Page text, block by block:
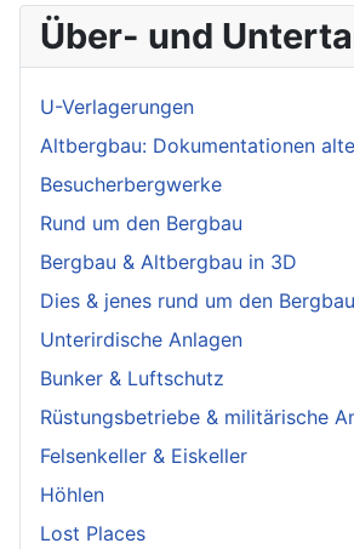
Über- und
U-Verlagerungen
Altbergbau: Dokumentationen
Besucherbergwerke
Rund um den Bergbau
Bergbau & Altbergbau in 3D
Dies & jenes rund um den Bergbau
Unterirdische Anlagen
Bunker & Luftschutz
Rüstungsbetriebe & militärische
Felsenkeller & Eiskeller
Höhlen
Lost Places